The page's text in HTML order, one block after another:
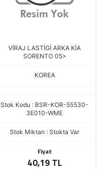
VİRAJ LASTİGİ ARKA KİA
SORENTO 05>
KOREA
Stok Kodu : BSR-KOR-55530-
3E010-WME
Stok Miktarı : Stokta Var
Fiyat
40,19 TL